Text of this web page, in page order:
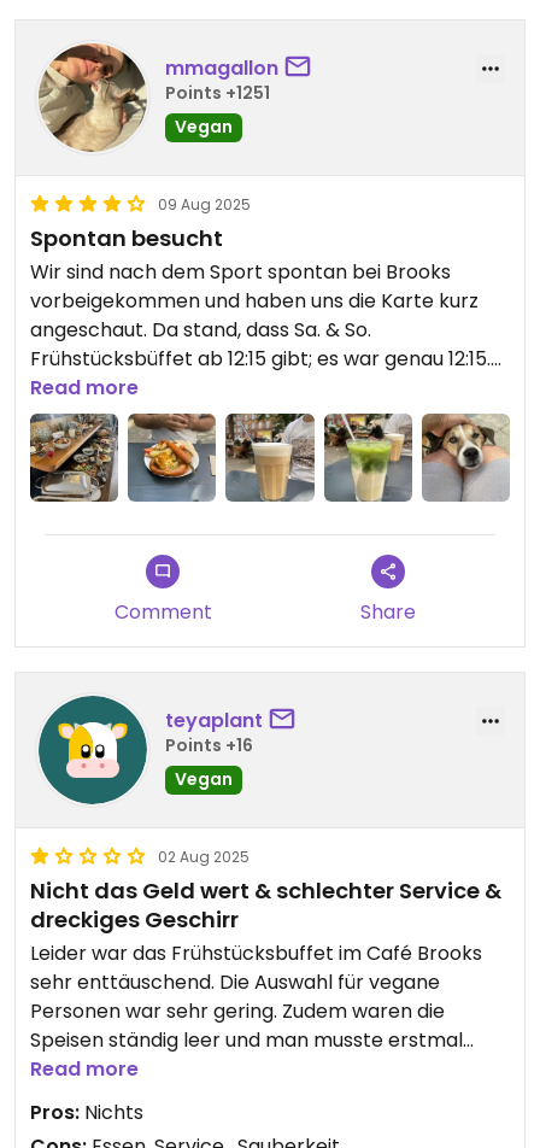
mmagallon
Points +1251
Vegan
09 Aug 2025
Spontan besucht
Wir sind nach dem Sport spontan bei Brooks
vorbeigekommen und haben uns die Karte kurz
angeschaut. Da stand, dass Sa. & So.
Frühstücksbüffet ab 12:15 gibt; es war genau 12:15.
Haben uns draussen hingesetzt und das schöne
Wetter beim tollen Essen und Getränken
genossen. Schönes Café in ruhiger Umgebung.
PS.: Die Getränke haben auf sich warten lassen.
Read more
Comment Share
teyaplant
Points +16
Vegan
02 Aug 2025
Nicht das Geld wert & schlechter Service &
dreckiges Geschirr
Leider war das Frühstücksbuffet im Café Brooks
sehr enttäuschend. Die Auswahl für vegane
Personen war sehr gering. Zudem waren die
Speisen ständig leer und man musste erstmal
warten bis es wieder aufgefüllt wurde. Das
Geschirr war durchweg dreckig und der Service
schlecht. Wir haben bereits aufgegessen als wir
Read more
Pros: Nichts